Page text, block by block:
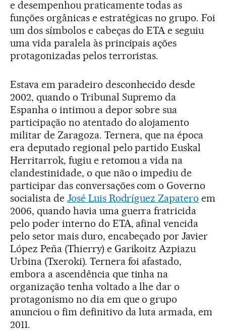
e desempenhou praticamente todas as
funções orgânicas e estratégicas no grupo. Foi
um dos símbolos e cabeças do ETA e seguiu
uma vida paralela às principais ações
protagonizadas pelos terroristas.
Estava em paradeiro desconhecido desde
2002, quando o Tribunal Supremo da
Espanha o intimou a depor sobre sua
participação no atentado do alojamento
militar de Zaragoza. Ternera, que na época
era deputado regional pelo partido Euskal
Herritarrok, fugiu e retomou a vida na
clandestinidade, o que não o impediu de
participar das conversações com o Governo
socialista de José Luis Rodríguez Zapatero em
2006, quando havia uma guerra fratricida
pelo poder interno do ETA, afinal vencida
pelo setor mais duro, encabeçado por Javier
López Peña (Thierry) e Garikoitz Azpiazu
Urbina (Txeroki). Ternera foi afastado,
embora a ascendência que tinha na
organização tenha voltado a lhe dar o
protagonismo no dia em que o grupo
anunciou o fim definitivo da luta armada, em
2011.